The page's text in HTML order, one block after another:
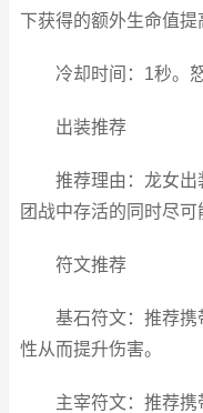
下获得的额外生命值提
冷却时间：1秒。
出装推荐
推荐理由：龙女
团战中存活的同时尽可
符文推荐
基石符文：推荐
性从而提升伤害。
主宰符文：推荐